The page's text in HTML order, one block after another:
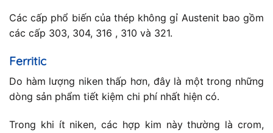
Các cấp phổ biến của thép không gỉ Austenit bao gồm
các cấp 303, 304, 316 , 310 và 321.
Ferritic
Do hàm lượng niken thấp hơn, đây là một trong những
dòng sản phẩm tiết kiệm chi phí nhất hiện có.
Trong khi ít niken, các hợp kim này thường là crom,